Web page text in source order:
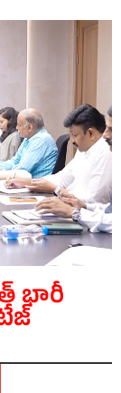
భారీ